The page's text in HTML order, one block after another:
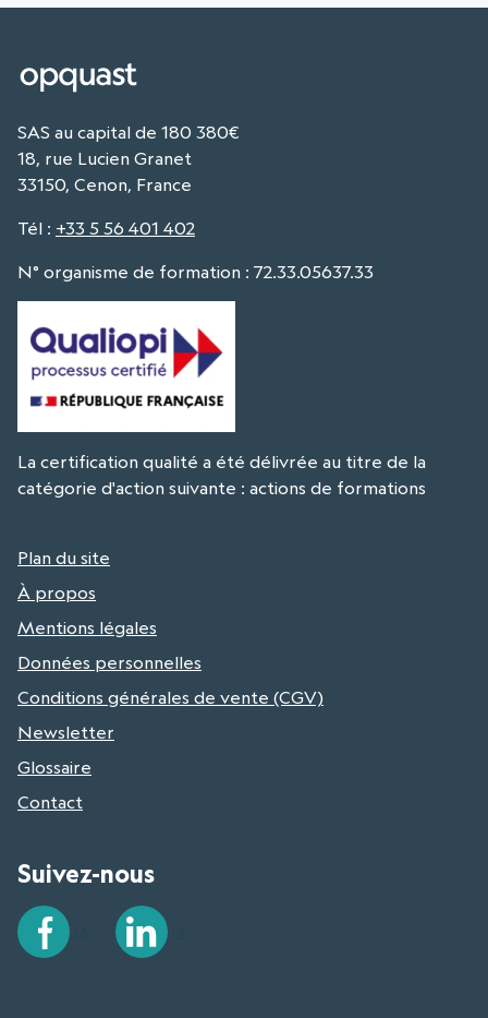
SAS au capital de 180 380€
18, rue Lucien Granet
33150, Cenon, France
Tél : +33 5 56 401 402
N° organisme de formation : 72.33.05637.33
La certification qualité a été délivrée au titre de la
catégorie d'action suivante : actions de formations
Plan du site
À propos
Mentions légales
Données personnelles
Conditions générales de vente (CGV)
Newsletter
Glossaire
Contact
Suivez-nous
Facebook